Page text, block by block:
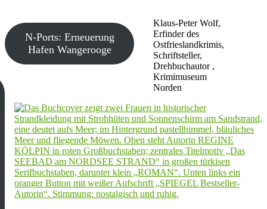
Klaus-Peter Wolf,
Erfinder des
Ostfrieslandkrimis,
Schriftsteller,
Drehbuchautor ,
Krimimuseum
Norden
N-Ports: Erneuerung
Hafen Wangerooge